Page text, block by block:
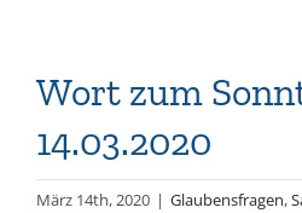
Wort zum
14.03.2020
März 14th, 2020 | Glaubensfragen,